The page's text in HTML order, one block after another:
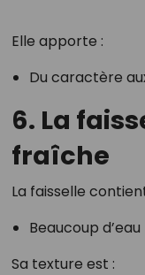
Elle apporte :
Du caractère
6. La
fraîche
La faisselle
Beaucoup d’eau
Sa texture est :